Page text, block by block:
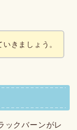
きましょう。
ックバーンがレ